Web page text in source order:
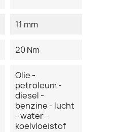
11 mm
20 Nm
Olie -
petroleum -
diesel -
benzine - lucht
- water -
koelvloeistof